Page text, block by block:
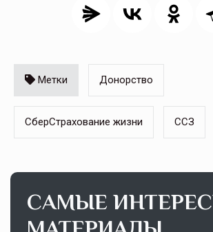
Метки Донорство
СберСтрахование жизни ССЗ
САМЫЕ